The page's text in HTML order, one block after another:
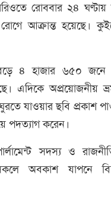
রোববার ২৪
আক্রান্ত হয়েছে।
৪ হাজার ৬৫০
এদিকে অপ্রয়োজনীয়
যাওয়ার ছবি প্রকাশ
পদত্যাগ করেন।
সদস্য ও
অবকাশ যাপনে